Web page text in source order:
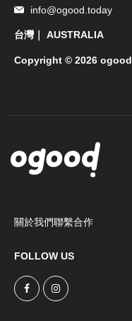
info@ogood.today
台灣｜ AUSTRALIA
Copyright © 2026 ogood
關於我們聯繫合作
FOLLOW US